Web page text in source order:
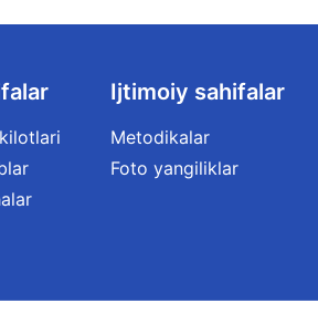
Ijtimoiy sahifalar
Metodikalar
Foto yangiliklar